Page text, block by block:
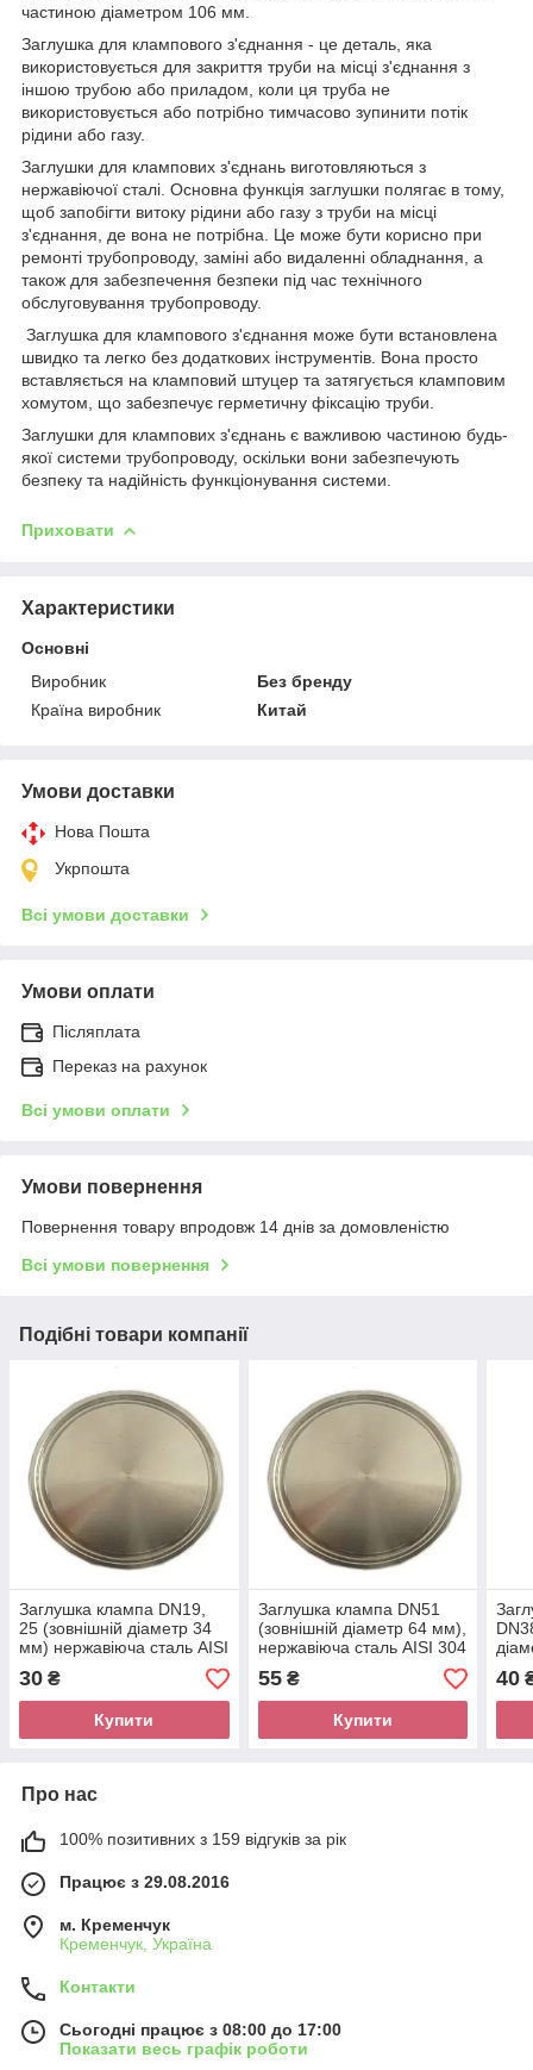
частиною діаметром 106 мм.
Заглушка для клампового з'єднання - це деталь, яка
використовується для закриття труби на місці з'єднання з
іншою трубою або приладом, коли ця труба не
використовується або потрібно тимчасово зупинити потік
рідини або газу.
Заглушки для клампових з'єднань виготовляються з
нержавіючої сталі. Основна функція заглушки полягає в тому,
щоб запобігти витоку рідини або газу з труби на місці
з'єднання, де вона не потрібна. Це може бути корисно при
ремонті трубопроводу, заміні або видаленні обладнання, а
також для забезпечення безпеки під час технічного
обслуговування трубопроводу.
Заглушка для клампового з'єднання може бути встановлена
швидко та легко без додаткових інструментів. Вона просто
вставляється на кламповий штуцер та затягується кламповим
хомутом, що забезпечує герметичну фіксацію труби.
Заглушки для клампових з'єднань є важливою частиною будь-
якої системи трубопроводу, оскільки вони забезпечують
безпеку та надійність функціонування системи.
Приховати
Характеристики
Основні
Виробник
Без бренду
Країна виробник
Китай
Умови доставки
Нова Пошта
Укрпошта
Всі умови доставки
Умови оплати
Післяплата
Переказ на рахунок
Всі умови оплати
Умови повернення
Повернення товару впродовж 14 днів за домовленістю
Всі умови повернення
Подібні товари компанії
Заглушка клампа DN19,
25 (зовнішній діаметр 34
мм) нержавіюча сталь AISI
304
30 ₴
Купити
Заглушка клампа DN51
(зовнішній діаметр 64 мм),
нержавіюча сталь AISI 304
55₴
Купити
40
Про нас
100% позитивних з 159 відгуків за рік
Працює з 29.08.2016
м. Кременчук
Кременчук, Україна
Контакти
Сьогодні працює з 08:00 до 17:00
Показати весь графік роботи